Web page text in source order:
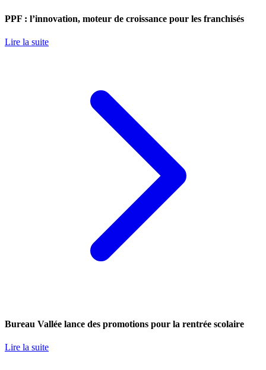
PPF : l’innovation, moteur de croissance pour les franchisés
Lire la suite
Bureau Vallée lance des promotions pour la rentrée scolaire
Lire la suite